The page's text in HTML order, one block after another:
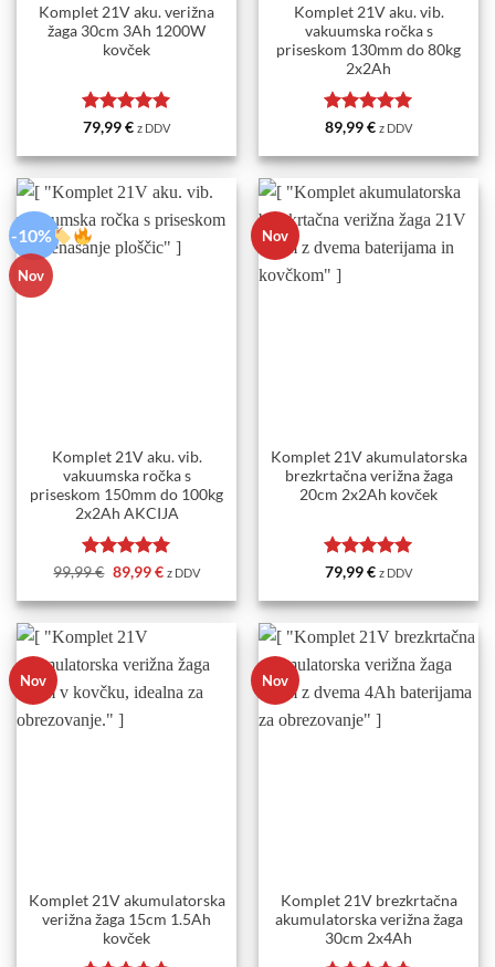
Komplet 21V aku. verižna
žaga 30cm 3Ah 1200W
kovček
Ocenjeno5
79,99€ z DDV
Komplet 21V aku. vib.
vakuumska ročka s
priseskom 130mm do 80kg
2x2Ah
Ocenjeno5
89,99€ z DDV
-10%
Nov
Komplet 21V aku. vib.
vakuumska ročka s
priseskom 150mm do 100kg
2x2Ah AKCIJA
Ocenjeno5
99,99€ Izvirna
cena
je
bila:
99,99 €.
89,99€Trenutna
je:
89,99 €.
z DDV
Nov
Komplet 21V akumulatorska
brezkrtačna verižna žaga
20cm 2x2Ah kovček
Ocenjeno5
79,99€ z DDV
Nov
Komplet 21V akumulatorska
verižna žaga 15cm 1.5Ah
kovček
Nov
Komplet 21V brezkrtačna
akumulatorska verižna žaga
30cm 2x4Ah